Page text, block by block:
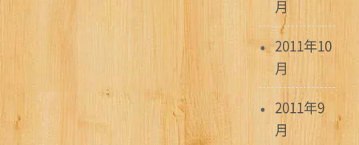
月
2011年10
月
2011年9
月